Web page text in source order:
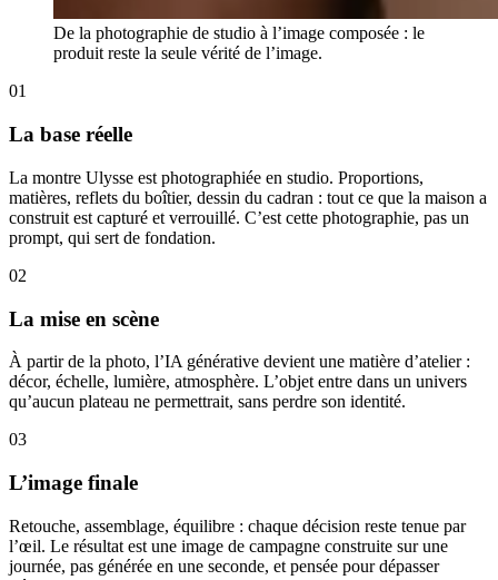
De la photographie de studio à l’image composée : le
produit reste la seule vérité de l’image.
01
La base réelle
La montre Ulysse est photographiée en studio. Proportions,
matières, reflets du boîtier, dessin du cadran : tout ce que la maison a
construit est capturé et verrouillé. C’est cette photographie, pas un
prompt, qui sert de fondation.
02
La mise en scène
À partir de la photo, l’IA générative devient une matière d’atelier :
décor, échelle, lumière, atmosphère. L’objet entre dans un univers
qu’aucun plateau ne permettrait, sans perdre son identité.
03
L’image finale
Retouche, assemblage, équilibre : chaque décision reste tenue par
l’œil. Le résultat est une image de campagne construite sur une
journée, pas générée en une seconde, et pensée pour dépasser